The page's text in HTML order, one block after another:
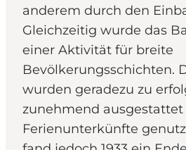
anderem durch den
Gleichzeitig wurde das
einer Aktivität für breite
Bevölkerungsschichten.
wurden geradezu zu
zunehmend ausgestattet
Ferienunterkünfte